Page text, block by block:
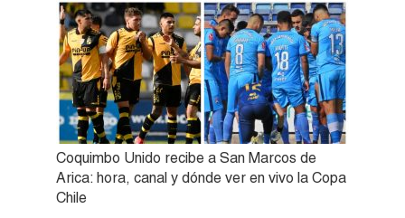
Coquimbo Unido recibe a San Marcos de
Arica: hora, canal y dónde ver en vivo la Copa
Chile